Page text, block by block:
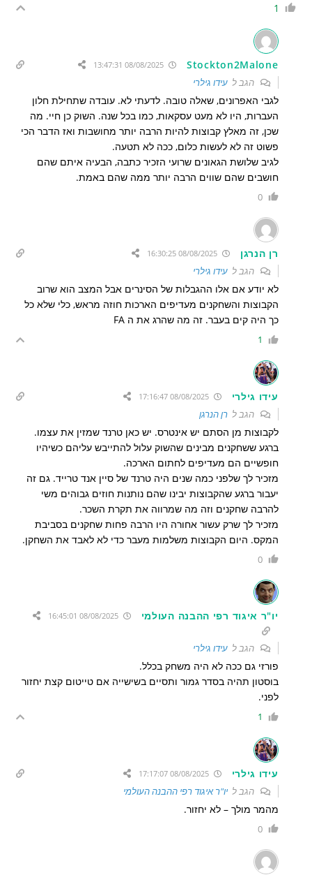
1
Stockton2Malone
הגב לעידו גילרי
לגבי האפרונים, שאלה טובה. לדעתי לא. עובדה שתחילת חלון
העברות, היו לא מעט עסקאות, כמו בכל שנה. השוק כן חיי. מה
שכן, זה מאלץ קבוצות להיות הרבה יותר מחושבות ואז הדבר הכי
פשוט זה לא לעשות כלום, ככה לא תטעה.
לגיב שלושת הגאונים שרועי הזכיר כתבה, הבעיה איתם שהם
חושבים שהם שווים הרבה יותר ממה שהם באמת.
0
רן הנרגן 08/08/2025 16:30:25
הגב לעידו גילרי
לא יודע אם אלו ההגבלות של הסינרים אבל המצב הוא שרוב
הקבוצות והשחקנים מעדיפים הארכות חוזה מראש, כלי שלא כל
כך היה קים בעבר. זה מה שהרג את ה FA
1
עידו גילרי 08/08/2025 17:16:47
הגב לרן הנרגן
לקבוצות מן הסתם יש אינטרס. יש כאן טרנד שמזין את עצמו.
ברגע ששחקנים מבינים שהשוק עלול להתייבש עליהם כשיהיו
חופשיים הם מעדיפים לחתום הארכה.
מזכיר לך שלפני כמה שנים היה טרנד של סיין אנד טרייד. גם זה
יעבור ברגע שהקבוצות יבינו שהם נותנות חוזים גבוהים משי
להרבה שחקנים וזה מה שמרווה את תקרת השכר.
מזכיר לך שרק עשור אחורה היו הרבה פחות שחקנים בסביבת
המקס. היום הקבוצות משלמות מעבר כדי לא לאבד את השחקן.
0
יו"ר איגוד רפי ההבנה העולמי 08/08/2025 16:45:01
הגב לעידו גילרי
פורזי גם ככה לא היה משחק בכלל.
בוסטון תהיה בסדר גמור ותסיים בשישייה אם טייטום קצת יחזור
לפני.
1
עידו גילרי 08/08/2025 17:17:07
הגב ליו"ר איגוד רפי ההבנה העולמי
מהמר מולך – לא יחזור.
0